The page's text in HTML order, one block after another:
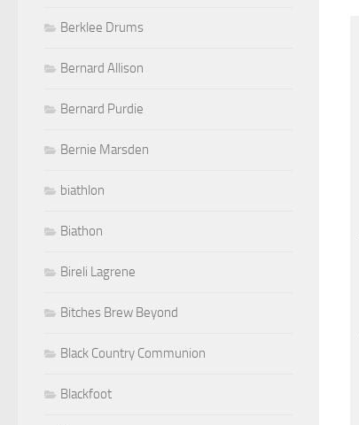
Berklee Drums
Bernard Allison
Bernard Purdie
Bernie Marsden
biathlon
Biathon
Bireli Lagrene
Bitches Brew Beyond
Black Country Communion
Blackfoot